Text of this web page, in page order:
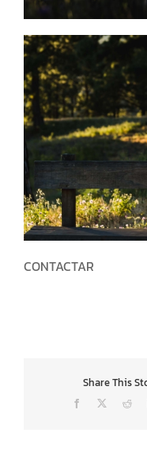
CONTACTAR
Share This
Facebook
X